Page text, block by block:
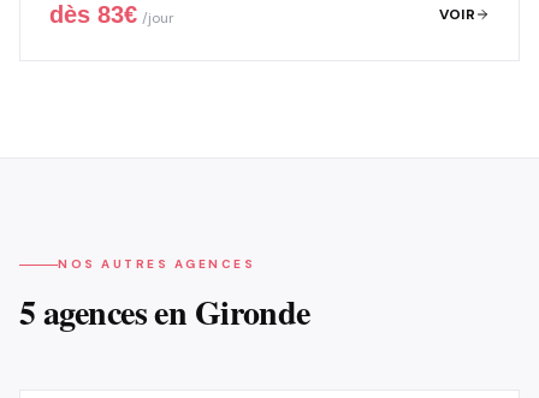
dès 83€ /jour VOIR
NOS AUTRES AGENCES
5 agences en Gironde